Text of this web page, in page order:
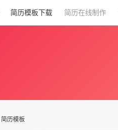
简历模板下载 简历在线制作
简历模板